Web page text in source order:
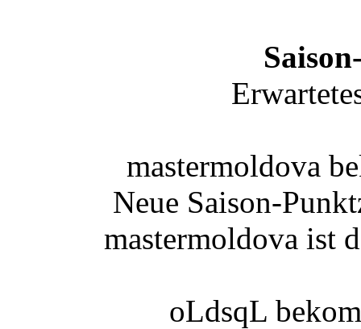
mastermoldova
Neue Saison-
mastermoldova ist
oLdsqL